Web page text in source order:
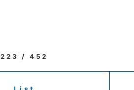
223 / 452